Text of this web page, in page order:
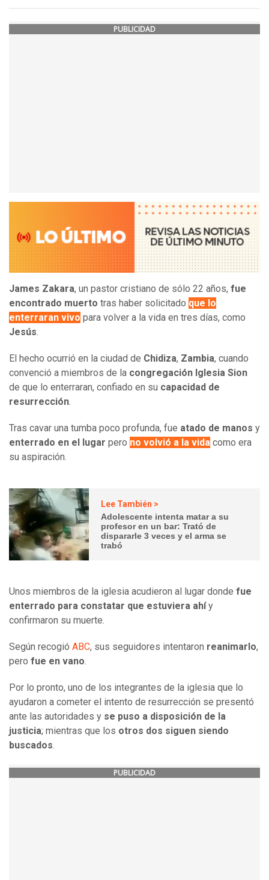
PUBLICIDAD
James Zakara, un pastor cristiano de sólo 22 años, fue
encontrado muerto tras haber solicitado que lo
enterraran vivo para volver a la vida en tres días, como
Jesús.
El hecho ocurrió en la ciudad de Chidiza, Zambia, cuando
convenció a miembros de la congregación Iglesia Sion
de que lo enterraran, confiado en su capacidad de
resurrección.
Tras cavar una tumba poco profunda, fue atado de manos y
enterrado en el lugar pero no volvió a la vida como era
su aspiración.
Lee También >
Adolescente intenta matar a su
profesor en un bar: Trató de
dispararle 3 veces y el arma se
trabó
Unos miembros de la iglesia acudieron al lugar donde fue
enterrado para constatar que estuviera ahíy
confirmaron su muerte.
Según recogió ABC, sus seguidores intentaron reanimarlo,
pero fue en vano.
Por lo pronto, uno de los integrantes de la iglesia que lo
ayudaron a cometer el intento de resurrección se presentó
ante las autoridades y se puso a disposición de la
justicia; mientras que los otros dos siguen siendo
buscados.
PUBLICIDAD